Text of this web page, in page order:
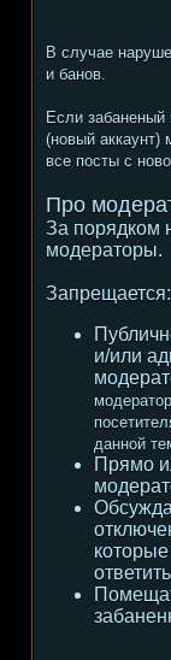
В случае
и банов.
Если забаненый
(новый аккаунт)
все посты с
Про
За порядком
модераторы.
Запрещается:
и/или
данной
Прямо